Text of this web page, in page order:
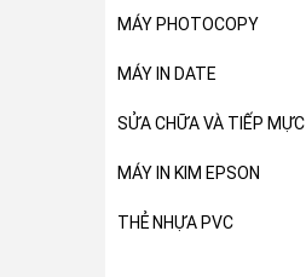
MÁY PHOTOCOPY
MÁY IN DATE
SỬA CHỮA VÀ TIẾP MỰC
MÁY IN KIM EPSON
THẺ NHỰA PVC